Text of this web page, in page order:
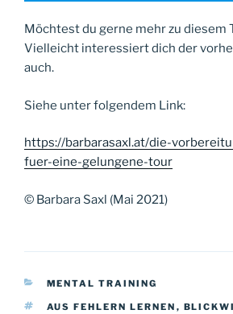
Möchtest du gerne mehr zu diesem
Vielleicht interessiert dich der
auch.
Siehe unter folgendem Link:
https://barbarasaxl.at/die-
fuer-eine-gelungene-tour
© Barbara Saxl (Mai 2021)
KATEGORIEN
MENTAL TRAINING
SCHLAGWÖRTER
AUS FEHLERN LERNEN ,